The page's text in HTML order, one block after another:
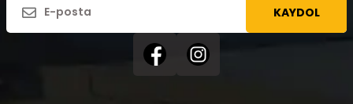
KAYDOL